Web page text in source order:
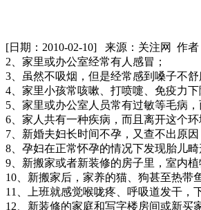
[日期：2010-02-10] 来源：关注网 作
2、家里或办公室经常有人感冒；
3、虽然不吸烟，但是经常感到嗓子不
4、家里小孩常咳嗽、打喷嚏、免疫力下
5、家里或办公室人员常有过敏等毛病，
6、家人共有一种疾病，而且离开这个
7、新婚夫妇长时间不孕，又查不出原因
8、孕妇在正常怀孕的情况下发现胎儿畸
9、新搬家或者新装修的房子里，室内
10、新搬家后，家养的猫、狗甚至热带
11、上班就感觉喉咙疼、呼吸道发干，
12、新装修的家庭和写字楼房间或新买